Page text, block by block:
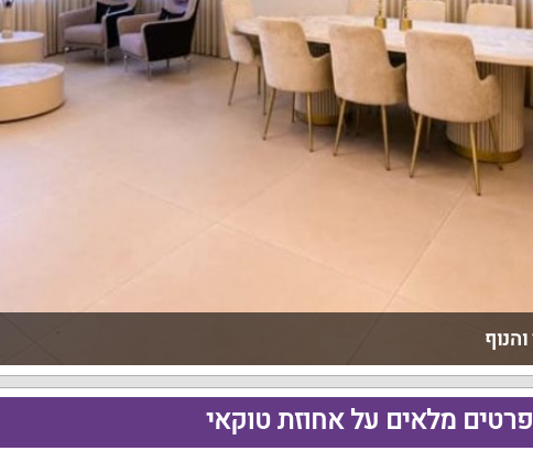
פרטים מלאים על אחוזת טוקאי